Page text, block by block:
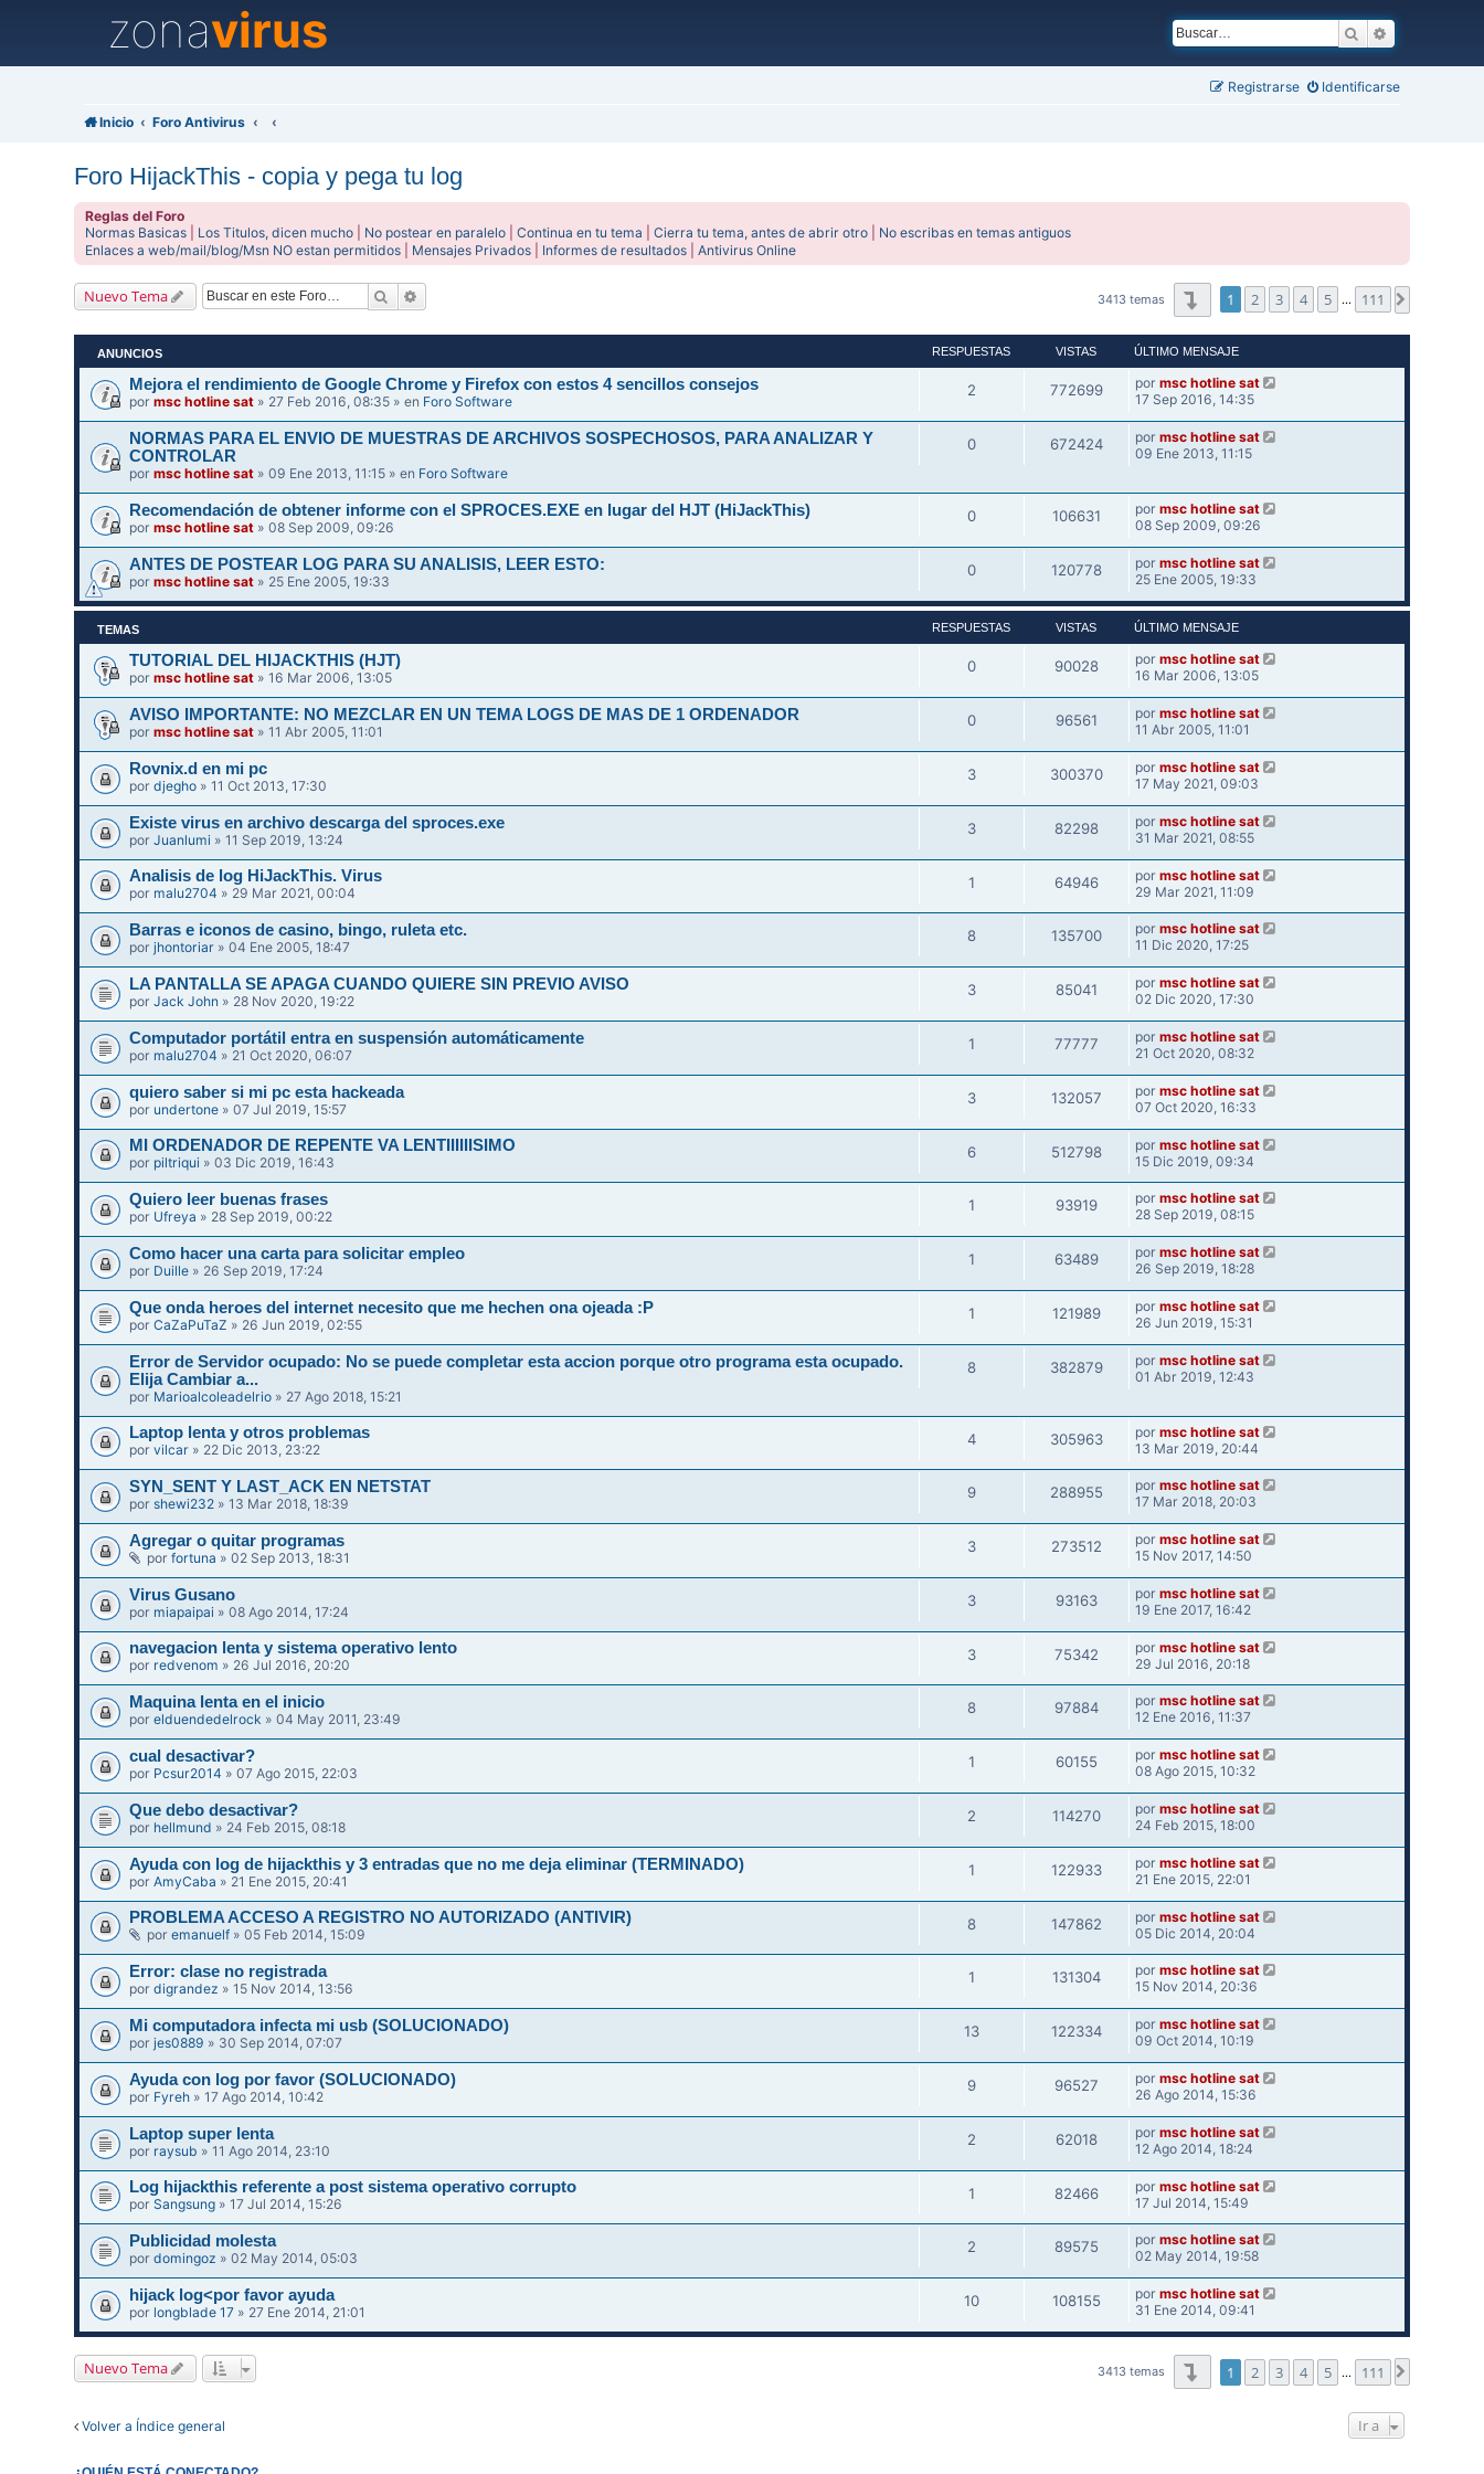
zonavirus Buscar
Identificarse
Registrarse
Inicio Foro Antivirus
Foro HijackThis - copia y pega tu log
Reglas del Foro
Normas Basicas
Los Titulos, dicen mucho No postear en paralelo |Continua en tu tema |Cierra tu tema, antes de abrir otro
No escribas en temas antiguos
Enlaces a web/mail/blog/Msn NO estan permitidos
Mensajes Privados Informes de resultados |Antivirus Online
Nuevo Tema Buscar 3413 temas Página1 de 111
1 2 3 4 5 … 111
ANUNCIOS RESPUESTAS VISTAS ÚLTIMO MENSAJE
Mejora el rendimiento de Google Chrome y Firefox con estos 4 sencillos consejos
pormsc hotline sat » 27 Feb 2016, 08:35 » en Foro Software
2 772699 por msc hotline sat
17 Sep 2016, 14:35
NORMAS PARA EL ENVIO DE MUESTRAS DE ARCHIVOS SOSPECHOSOS, PARA ANALIZAR Y
CONTROLAR
pormsc hotline sat » 09 Ene 2013, 11:15 » en Foro Software
0 672424 por msc hotline sat
09 Ene 2013, 11:15
Recomendación de obtener informe con el SPROCES.EXE en lugar del HJT (HiJackThis)
pormsc hotline sat » 08 Sep 2009, 09:26
0 106631 por msc hotline sat
08 Sep 2009, 09:26
ANTES DE POSTEAR LOG PARA SU ANALISIS, LEER ESTO:
pormsc hotline sat » 25 Ene 2005, 19:33
0 120778 por msc hotline sat
25 Ene 2005, 19:33
TEMAS RESPUESTAS VISTAS ÚLTIMO MENSAJE
TUTORIAL DEL HIJACKTHIS (HJT)
pormsc hotline sat » 16 Mar 2006, 13:05
0 90028 por msc hotline sat
16 Mar 2006, 13:05
AVISO IMPORTANTE: NO MEZCLAR EN UN TEMA LOGS DE MAS DE 1 ORDENADOR
pormsc hotline sat » 11 Abr 2005, 11:01
0 96561 por msc hotline sat
11 Abr 2005, 11:01
Rovnix.d en mi pc
pordjegho » 11 Oct 2013, 17:30
3 300370 por msc hotline sat
17 May 2021, 09:03
Existe virus en archivo descarga del sproces.exe
porJuanlumi » 11 Sep 2019, 13:24
3 82298 por msc hotline sat
31 Mar 2021, 08:55
Analisis de log HiJackThis. Virus
por malu2704 » 29 Mar 2021, 00:04
1 64946 por msc hotline sat
29 Mar 2021, 11:09
Barras e iconos de casino, bingo, ruleta etc.
porjhontoriar » 04 Ene 2005, 18:47
8 135700 por msc hotline sat
11 Dic 2020, 17:25
LA PANTALLA SE APAGA CUANDO QUIERE SIN PREVIO AVISO
porJack John » 28 Nov 2020, 19:22
3 85041 por msc hotline sat
02 Dic 2020, 17:30
Computador portátil entra en suspensión automáticamente
por malu2704 » 21 Oct 2020, 06:07
1 77777 por msc hotline sat
21 Oct 2020, 08:32
quiero saber si mi pc esta hackeada
por undertone » 07 Jul 2019, 15:57
3 132057 por msc hotline sat
07 Oct 2020, 16:33
MI ORDENADOR DE REPENTE VA LENTIIIIIISIMO
por piltriqui » 03 Dic 2019, 16:43
6 512798 por msc hotline sat
15 Dic 2019, 09:34
Quiero leer buenas frases
por Ufreya » 28 Sep 2019, 00:22
1 93919 por msc hotline sat
28 Sep 2019, 08:15
Como hacer una carta para solicitar empleo
por Duille » 26 Sep 2019, 17:24
1 63489 por msc hotline sat
26 Sep 2019, 18:28
Que onda heroes del internet necesito que me hechen ona ojeada :P
porCaZaPuTaZ » 26 Jun 2019, 02:55
1 121989 por msc hotline sat
26 Jun 2019, 15:31
Error de Servidor ocupado: No se puede completar esta accion porque otro programa esta ocupado.
Elija Cambiar a...
por Marioalcoleadelrio » 27 Ago 2018, 15:21
8 382879 por msc hotline sat
01 Abr 2019, 12:43
Laptop lenta y otros problemas
porvilcar » 22 Dic 2013, 23:22
4 305963 por msc hotline sat
13 Mar 2019, 20:44
SYN_SENT Y LAST_ACK EN NETSTAT
porshewi232 » 13 Mar 2018, 18:39
9 288955 por msc hotline sat
17 Mar 2018, 20:03
Agregar o quitar programas
porfortuna » 02 Sep 2013, 18:31
3 273512 por msc hotline sat
15 Nov 2017, 14:50
Virus Gusano
por miapaipai » 08 Ago 2014, 17:24
3 93163 por msc hotline sat
19 Ene 2017, 16:42
navegacion lenta y sistema operativo lento
por redvenom » 26 Jul 2016, 20:20
3 75342 por msc hotline sat
29 Jul 2016, 20:18
Maquina lenta en el inicio
porelduendedelrock » 04 May 2011, 23:49
8 97884 por msc hotline sat
12 Ene 2016, 11:37
cual desactivar?
por Pcsur2014 » 07 Ago 2015, 22:03
1 60155 por msc hotline sat
08 Ago 2015, 10:32
Que debo desactivar?
por hellmund » 24 Feb 2015, 08:18
2 114270 por msc hotline sat
24 Feb 2015, 18:00
Ayuda con log de hijackthis y 3 entradas que no me deja eliminar (TERMINADO)
porAmyCaba » 21 Ene 2015, 20:41
1 122933 por msc hotline sat
21 Ene 2015, 22:01
PROBLEMA ACCESO A REGISTRO NO AUTORIZADO (ANTIVIR)
poremanuelf » 05 Feb 2014, 15:09
8 147862 por msc hotline sat
05 Dic 2014, 20:04
Error: clase no registrada
pordigrandez » 15 Nov 2014, 13:56
1 131304 por msc hotline sat
15 Nov 2014, 20:36
Mi computadora infecta mi usb (SOLUCIONADO)
porjes0889 » 30 Sep 2014, 07:07
13 122334 por msc hotline sat
09 Oct 2014, 10:19
Ayuda con log por favor (SOLUCIONADO)
por Fyreh » 17 Ago 2014, 10:42
9 96527 por msc hotline sat
26 Ago 2014, 15:36
Laptop super lenta
por raysub » 11 Ago 2014, 23:10
2 62018 por msc hotline sat
12 Ago 2014, 18:24
Log hijackthis referente a post sistema operativo corrupto
porSangsung » 17 Jul 2014, 15:26
1 82466 por msc hotline sat
17 Jul 2014, 15:49
Publicidad molesta
pordomingoz » 02 May 2014, 05:03
2 89575 por msc hotline sat
02 May 2014, 19:58
hijack log<por favor ayuda
por longblade 17 » 27 Ene 2014, 21:01
10 108155 por msc hotline sat
31 Ene 2014, 09:41
Nuevo Tema 3413 temas Página1de111
1 2 3 4 5 … 111
Volver a Índice general Ir a